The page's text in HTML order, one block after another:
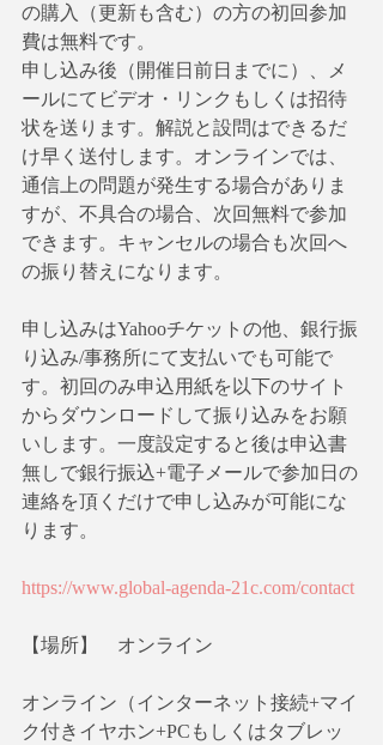
の購入（更新も含む）の方の初回参加
費は無料です。
申し込み後（開催日前日までに）、メ
ールにてビデオ・リンクもしくは招待
状を送ります。解説と設問はできるだ
け早く送付します。オンラインでは、
通信上の問題が発生する場合がありま
すが、不具合の場合、次回無料で参加
できます。キャンセルの場合も次回へ
の振り替えになります。
申し込みはYahooチケットの他、銀行振
り込み/事務所にて支払いでも可能で
す。初回のみ申込用紙を以下のサイト
からダウンロードして振り込みをお願
いします。一度設定すると後は申込書
無しで銀行振込+電子メールで参加日の
連絡を頂くだけで申し込みが可能にな
ります。
https://www.global-agenda-21c.com/contact
【場所】　オンライン
オンライン（インターネット接続+マイ
ク付きイヤホン+PCもしくはタブレッ